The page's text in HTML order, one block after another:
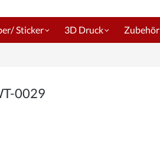
Sticker 3D Druck Zubehör
0029